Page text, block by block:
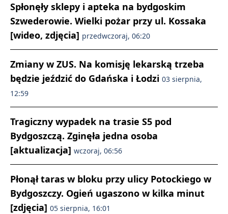
Spłonęły sklepy i apteka na bydgoskim
Szwederowie. Wielki pożar przy ul. Kossaka
[wideo, zdjęcia] przedwczoraj, 06:20
Zmiany w ZUS. Na komisję lekarską trzeba
będzie jeździć do Gdańska i Łodzi 03 sierpnia,
12:59
Tragiczny wypadek na trasie S5 pod
Bydgoszczą. Zginęła jedna osoba
[aktualizacja] wczoraj, 06:56
Płonął taras w bloku przy ulicy Potockiego w
Bydgoszczy. Ogień ugaszono w kilka minut
[zdjęcia] 05 sierpnia, 16:01